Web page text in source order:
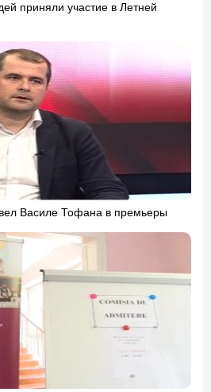
приняли участие в Летней
Василе Тофана в премьеры